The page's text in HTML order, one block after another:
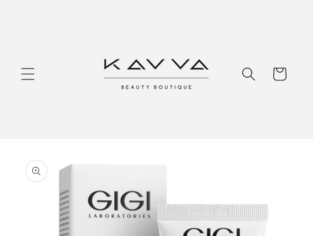
Корзина
информации
о продукте